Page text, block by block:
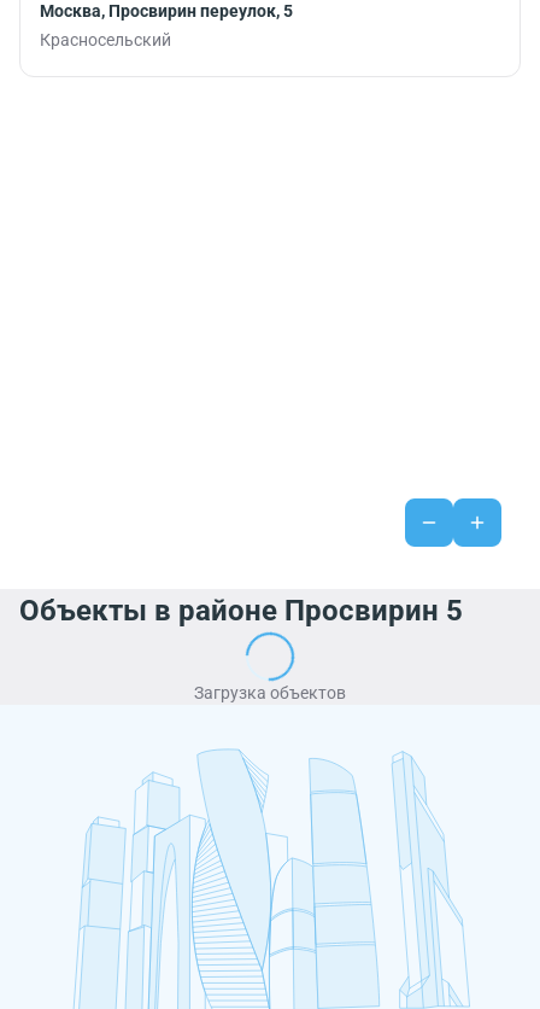
Москва, Просвирин переулок, 5
Красносельский
Объекты в районе Просвирин 5
Загрузка объектов